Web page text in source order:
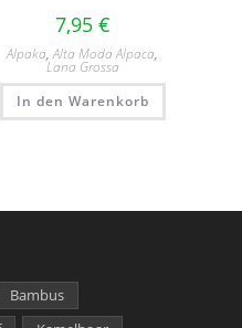
7,95 €
Alpaka,Alta Moda Alpaca,
Lana Grossa
In den Warenkorb
Bambus